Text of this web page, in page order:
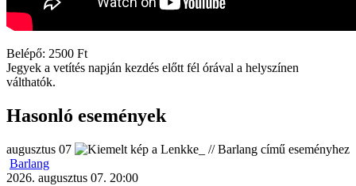
Belépő: 2500 Ft
Jegyek a vetítés napján kezdés előtt fél órával a helyszínen
válthatók.
Hasonló események
augusztus 07
Barlang
2026. augusztus 07. 20:00